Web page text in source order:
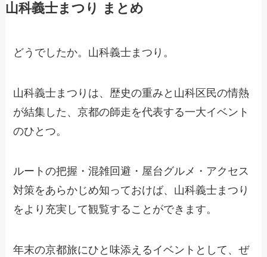
山科義士まつり まとめ
どうでしたか。山科義士まつり。
山科義士まつりは、歴史の重みと山科区民の情熱
が結集した、京都の師走を代表する一大イベント
のひとつ。
ルートの把握・混雑回避・屋台グルメ・アクセス
対策をあらかじめ知っておけば、山科義士まつり
をより充実して観覧することができます。
年末の京都旅にひと味添えるイベントとして、ぜ